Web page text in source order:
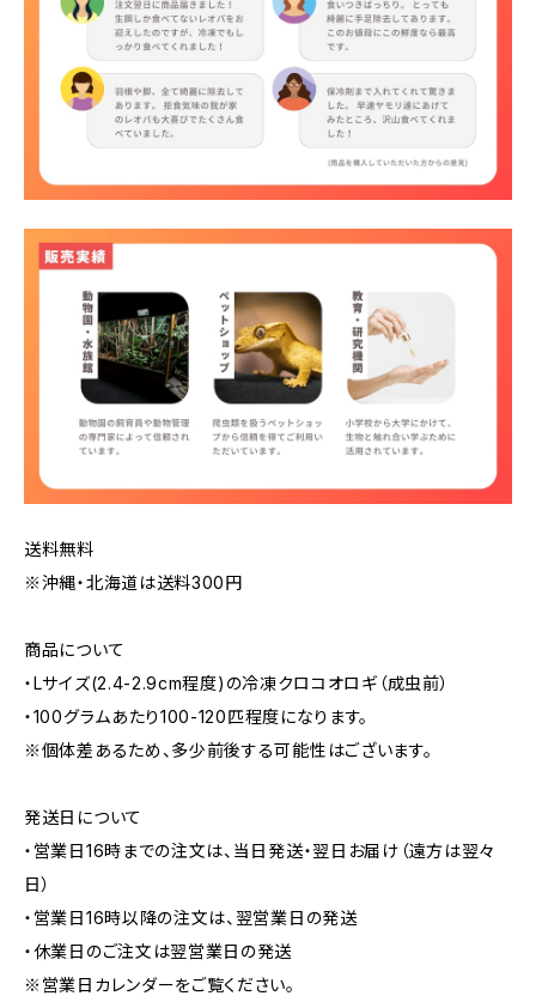
送料無料
※沖縄・北海道は送料300円
商品について
・Lサイズ(2.4-2.9cm程度)の冷凍クロコオロギ（成虫前）
・100グラムあたり100-120匹程度になります。
※個体差あるため、多少前後する可能性はございます。
発送日について
・営業日16時までの注文は、当日発送・翌日お届け（遠方は翌々
日）
・営業日16時以降の注文は、翌営業日の発送
・休業日のご注文は翌営業日の発送
※営業日カレンダーをご覧ください。